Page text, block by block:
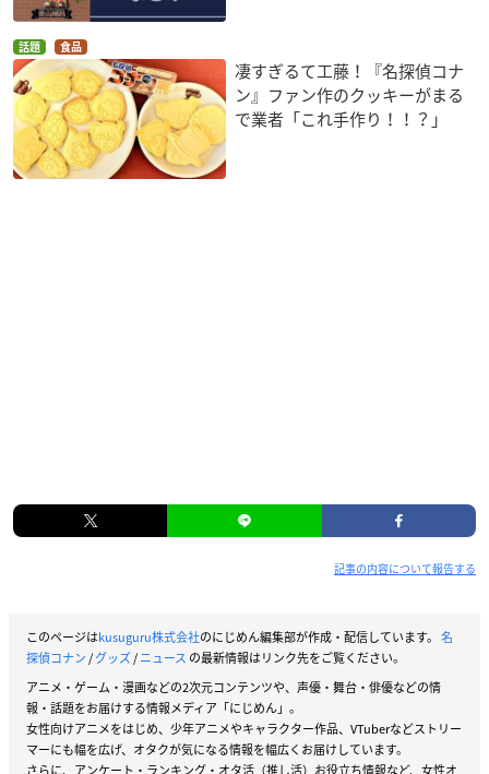
話題 食品
凄すぎるて工藤！『名探偵コナ
ン』ファン作のクッキーがまる
で業者「これ手作り！！？」
記事の内容について報告する
このページはkusuguru株式会社のにじめん編集部が作成・配信しています。 名
探偵コナン/グッズ/ニュース の最新情報はリンク先をご覧ください。
アニメ・ゲーム・漫画などの2次元コンテンツや、声優・舞台・俳優などの情
報・話題をお届けする情報メディア「にじめん」。
女性向けアニメをはじめ、少年アニメやキャラクター作品、VTuberなどストリー
マーにも幅を広げ、オタクが気になる情報を幅広くお届けしています。